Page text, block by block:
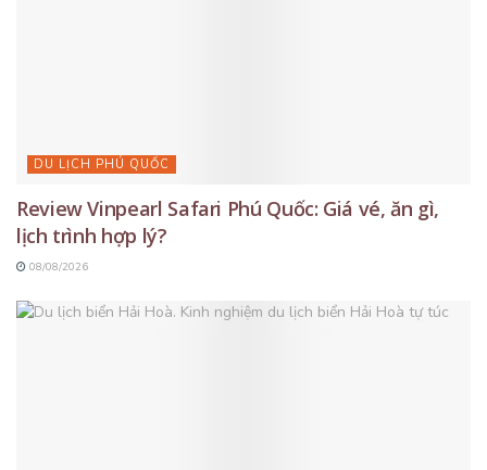
DU LỊCH PHÚ QUỐC
Review Vinpearl Safari Phú Quốc: Giá vé, ăn gì,
lịch trình hợp lý?
08/08/2026